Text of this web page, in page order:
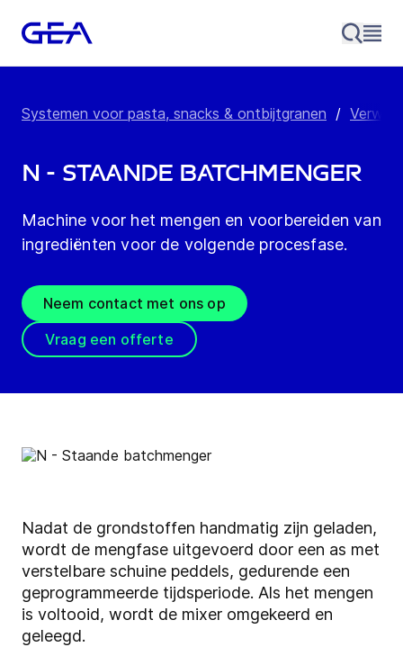
Systemen voor pasta, snacks & ontbijtgranen /
N - Staande batchmenger
Machine voor het mengen en voorbereiden van
ingrediënten voor de volgende procesfase.
Neem contact met ons op
Vraag een offerte
Nadat de grondstoffen handmatig zijn geladen,
wordt de mengfase uitgevoerd door een as met
verstelbare schuine peddels, gedurende een
geprogrammeerde tijdsperiode. Als het mengen
is voltooid, wordt de mixer omgekeerd en
geleegd.